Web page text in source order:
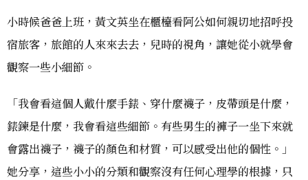
小時候爸爸上班，黃文英坐在櫃檯看阿公如何親切地招呼投
宿旅客，旅館的人來來去去，兒時的視角，讓她從小就學會
觀察一些小細節。
「我會看這個人戴什麼手錶、穿什麼襪子，皮帶頭是什麼，
錶鍊是什麼，我會看這些細節。有些男生的褲子一坐下來就
會露出襪子，襪子的顏色和材質，可以感受出他的個性。」
她分享，這些小小的分類和觀察沒有任何心理學的根據，只